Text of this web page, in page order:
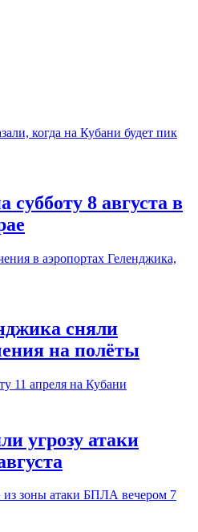
субботу 8 августа в
сняли
на полёты
угрозу атаки